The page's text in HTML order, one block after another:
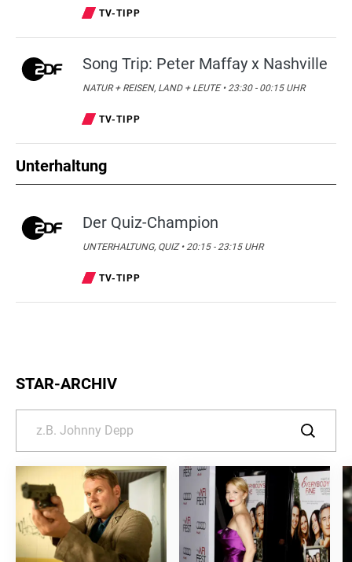
TV-TIPP
Song Trip: Peter Maffay x Nashville
NATUR + REISEN, LAND + LEUTE • 23:30 - 00:15 UHR
TV-TIPP
Unterhaltung
Der Quiz-Champion
UNTERHALTUNG, QUIZ • 20:15 - 23:15 UHR
TV-TIPP
STAR-ARCHIV